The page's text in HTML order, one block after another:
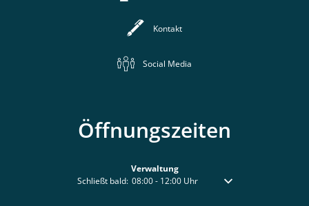
Kontakt
Social Media
Öffnungszeiten
Verwaltung
Klicken, um weitere Öffnungs- oder Schließzeiten
Schließt bald: 08:00- 12:00Uhr Von 08:00 bis 12:00 Uhr